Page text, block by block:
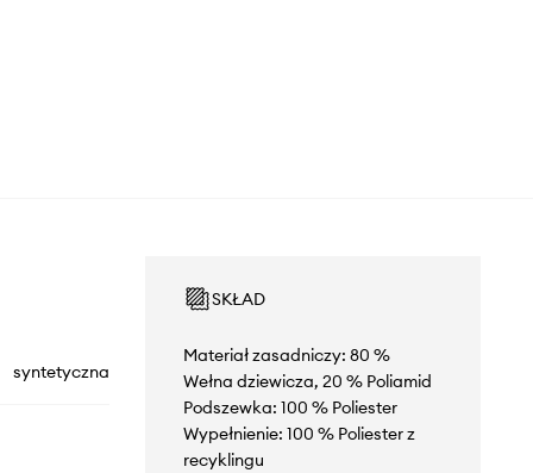
syntetyczna
SKŁAD
Materiał zasadniczy: 80 %
Wełna dziewicza, 20 % Poliamid
Podszewka: 100 % Poliester
Wypełnienie: 100 % Poliester z
recyklingu